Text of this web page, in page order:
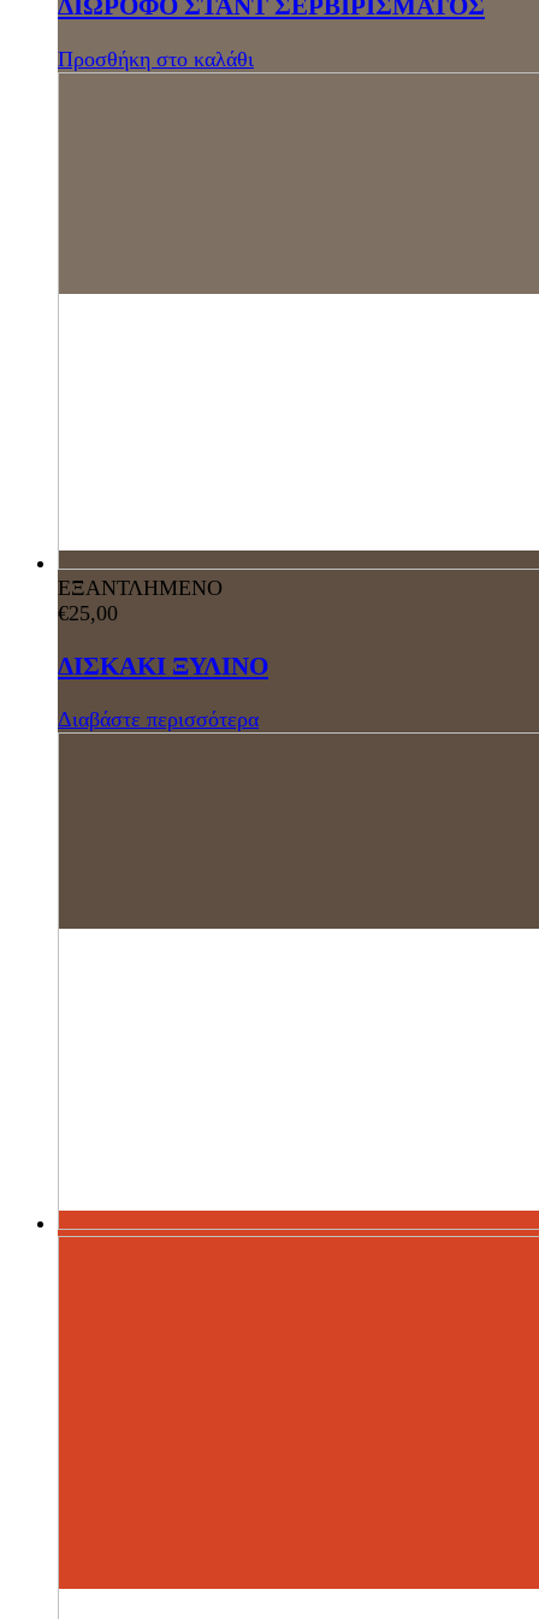
ΔΙΩΡΟΦΟ ΣΤΑΝΤ ΣΕΡΒΙΡΙΣΜΑΤΟΣ
Προσθήκη στο καλάθι
ΕΞΑΝΤΛΗΜΕΝΟ
€25,00
ΔΙΣΚΑΚΙ ΞΥΛΙΝΟ
Διαβάστε περισσότερα